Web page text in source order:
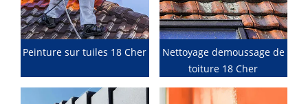
Peinture sur tuiles 18 Cher
Nettoyage demoussage de
toiture 18 Cher